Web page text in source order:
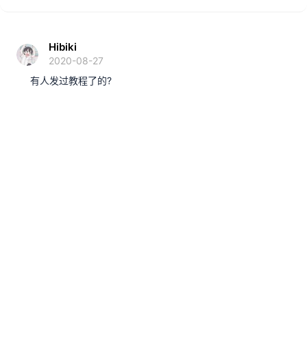
Hibiki
2020-08-27
有人发过教程了的?